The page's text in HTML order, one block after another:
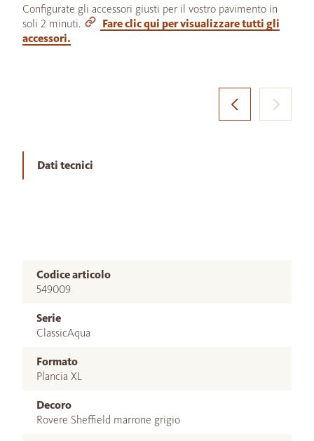
Configurate gli accessori giusti per il vostro pavimento in
soli 2 minuti.
Fare clic qui per visualizzare tutti gli
accessori.
Dati tecnici
Codice articolo
549009
Serie
ClassicAqua
Formato
Plancia XL
Decoro
Rovere Sheffield marrone grigio